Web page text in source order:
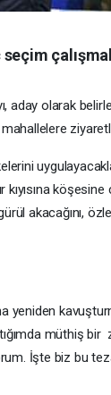
aday olarak
kıyısına
akacağını,
yeniden
müthiş
İşte biz bu